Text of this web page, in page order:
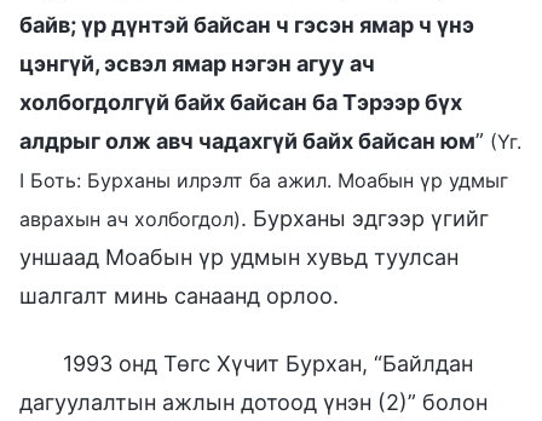
байв; үр дүнтэй байсан ч гэсэн ямар ч үнэ
цэнгүй, эсвэл ямар нэгэн агуу ач
холбогдолгүй байх байсан ба Тэрээр бүх
алдрыг олж авч чадахгүй байх байсан юм” (Үг.
I Боть: Бурханы илрэлт ба ажил. Моабын үр удмыг
аврахын ач холбогдол). Бурханы эдгээр үгийг
уншаад Моабын үр удмын хувьд туулсан
шалгалт минь санаанд орлоо.
1993 онд Төгс Хүчит Бурхан, “Байлдан
дагуулалтын ажлын дотоод үнэн (2)” болон